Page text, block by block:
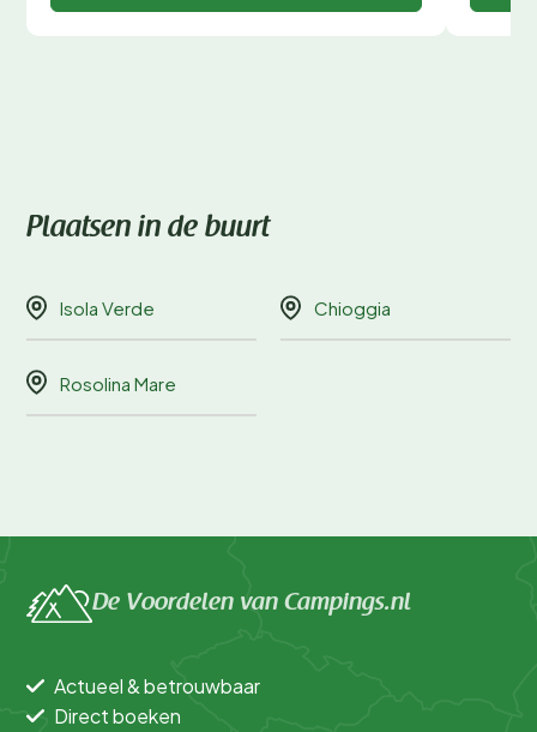
Plaatsen in de buurt
Isola Verde Chioggia
Rosolina Mare
De Voordelen van Campings.nl
Actueel & betrouwbaar
Direct boeken